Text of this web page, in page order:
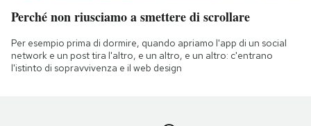
Perché non riusciamo a smettere di scrollare
Per esempio prima di dormire, quando apriamo l'app di un social
network e un post tira l'altro, e un altro, e un altro: c'entrano
l'istinto di sopravvivenza e il web design